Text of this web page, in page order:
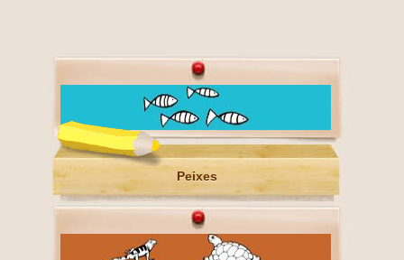
Peixes